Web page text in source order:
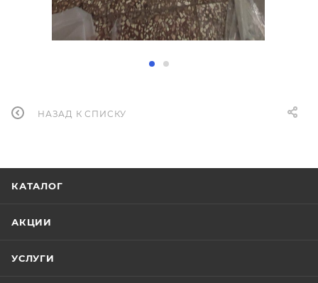
НАЗАД К СПИСКУ
КАТАЛОГ
АКЦИИ
УСЛУГИ